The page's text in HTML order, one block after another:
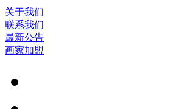
关于我们
联系我们
最新公告
画家加盟